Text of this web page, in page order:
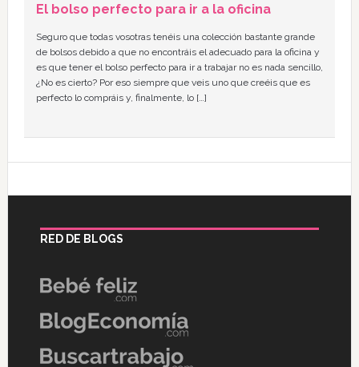
El bolso perfecto para ir a la oficina
Seguro que todas vosotras tenéis una colección bastante grande
de bolsos debido a que no encontráis el adecuado para la oficina y
es que tener el bolso perfecto para ir a trabajar no es nada sencillo,
¿No es cierto? Por eso siempre que veis uno que creéis que es
perfecto lo compráis y, finalmente, lo […]
RED DE BLOGS